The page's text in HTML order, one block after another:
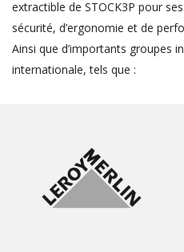
extractible de STOCK3P pour
sécurité, d’ergonomie et de
Ainsi que d’importants groupes
internationale, tels que :